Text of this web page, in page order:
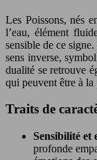
Les Poissons, nés
l’eau, élément
sensible de ce
sens inverse,
dualité se retrouve
qui peuvent être à
Traits de
Sensibilité et
profonde